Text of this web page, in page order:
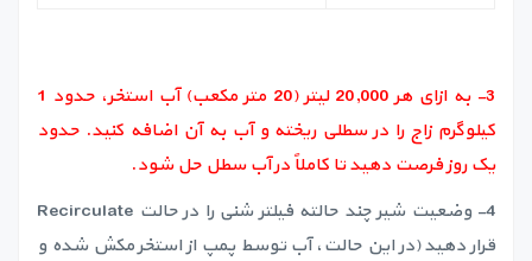
3- به ازای هر 20,000 لیتر (20 متر مکعب) آب استخر، حدود 1
کیلوگرم زاج را در سطلی ریخته و آب به آن اضافه کنید. حدود
یک روز فرصت دهید تا کاملاً در آب سطل حل شود.
4- وضعیت شیر چند حالته فیلتر شنی را در حالت Recirculate
قرار دهید (در این حالت، آب توسط پمپ از استخر مکش شده و